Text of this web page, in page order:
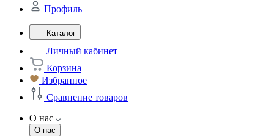
Профиль
Каталог
Личный кабинет
Корзина
Избранное
Сравнение товаров
О нас
О нас